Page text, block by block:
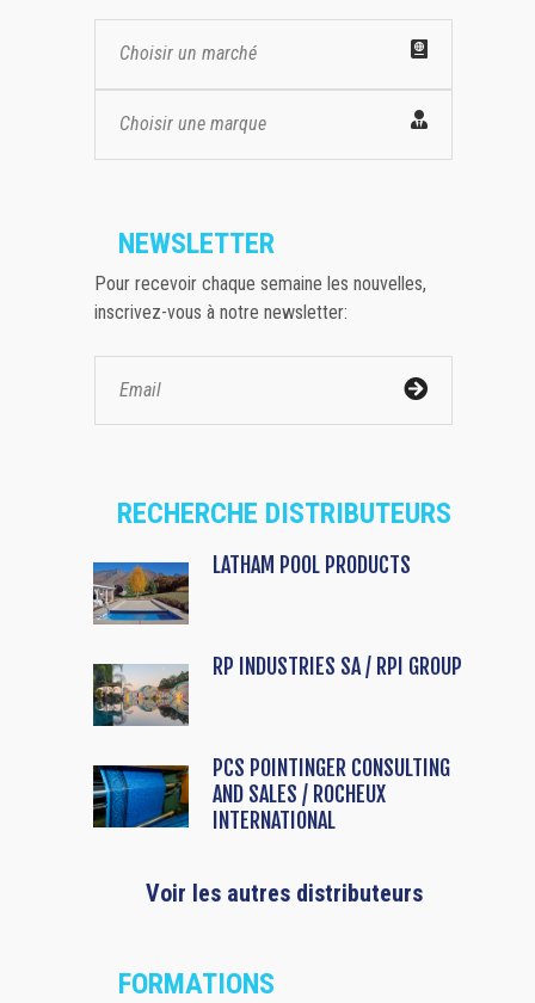
Choisir un marché
Choisir une marque
NEWSLETTER
Pour recevoir chaque semaine les nouvelles,
inscrivez-vous à notre newsletter:
RECHERCHE DISTRIBUTEURS
LATHAM POOL PRODUCTS
RP INDUSTRIES SA / RPI GROUP
PCS POINTINGER CONSULTING
AND SALES / ROCHEUX
INTERNATIONAL
Voir les autres distributeurs
FORMATIONS